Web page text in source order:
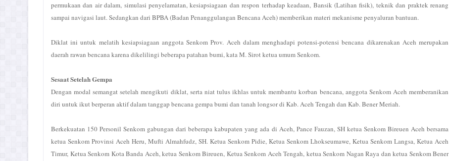
permukaan dan air dalam, simulasi penyelamatan, kesiapsiagaan dan respon terhadap keadaan, Bansik (Latihan fisik), teknik dan praktek renang
sampai navigasi laut. Sedangkan dari BPBA (Badan Penanggulangan Bencana Aceh) memberikan materi mekanisme penyaluran bantuan.
Diklat ini untuk melatih kesiapsiagaan anggota Senkom Prov. Aceh dalam menghadapi potensi-potensi bencana dikarenakan Aceh merupakan
daerah rawan bencana karena dikelilingi beberapa patahan bumi, kata M. Sirot ketua umum Senkom.
Sesaat Setelah Gempa
Dengan modal semangat setelah mengikuti diklat, serta niat tulus ikhlas untuk membantu korban bencana, anggota Senkom Aceh memberanikan
diri untuk ikut berperan aktif dalam tanggap bencana gempa bumi dan tanah longsor di Kab. Aceh Tengah dan Kab. Bener Meriah.
Berkekuatan 150 Personil Senkom gabungan dari beberapa kabupaten yang ada di Aceh, Pance Fauzan, SH ketua Senkom Bireuen Aceh bersama
ketua Senkom Provinsi Aceh Heru, Mufti Almahfudz, SH. Ketua Senkom Pidie, Ketua Senkom Lhokseumawe, Ketua Senkom Langsa, Ketua Aceh
Timur, Ketua Senkom Kota Banda Aceh, ketua Senkom Bireuen, Ketua Senkom Aceh Tengah, ketua Senkom Nagan Raya dan ketua Senkom Bener